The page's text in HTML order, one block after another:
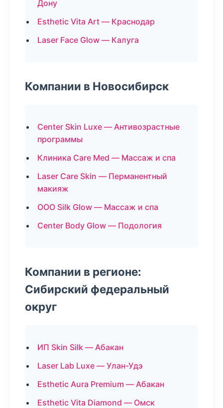
Дону
Esthetic Vita Art — Краснодар
Laser Face Glow — Калуга
Компании в Новосибирск
Center Skin Luxe — Антивозрастные
программы
Клиника Care Med — Массаж и спа
Laser Care Skin — Перманентный
макияж
ООО Silk Glow — Массаж и спа
Center Body Glow — Подология
Компании в регионе:
Сибирский федеральный
округ
ИП Skin Silk — Абакан
Laser Lab Luxe — Улан-Удэ
Esthetic Aura Premium — Абакан
Esthetic Vita Diamond — Омск